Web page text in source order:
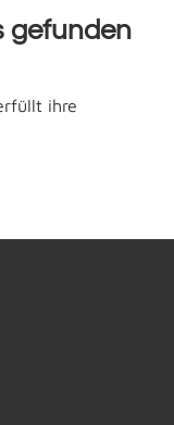
gefunden
ihre